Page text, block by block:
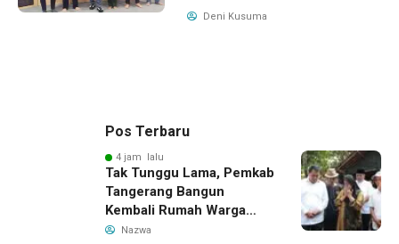
Deni Kusuma
Pos Terbaru
4 jam lalu
Tak Tunggu Lama, Pemkab
Tangerang Bangun
Kembali Rumah Warga
yang Roboh Akibat Puting
Nazwa